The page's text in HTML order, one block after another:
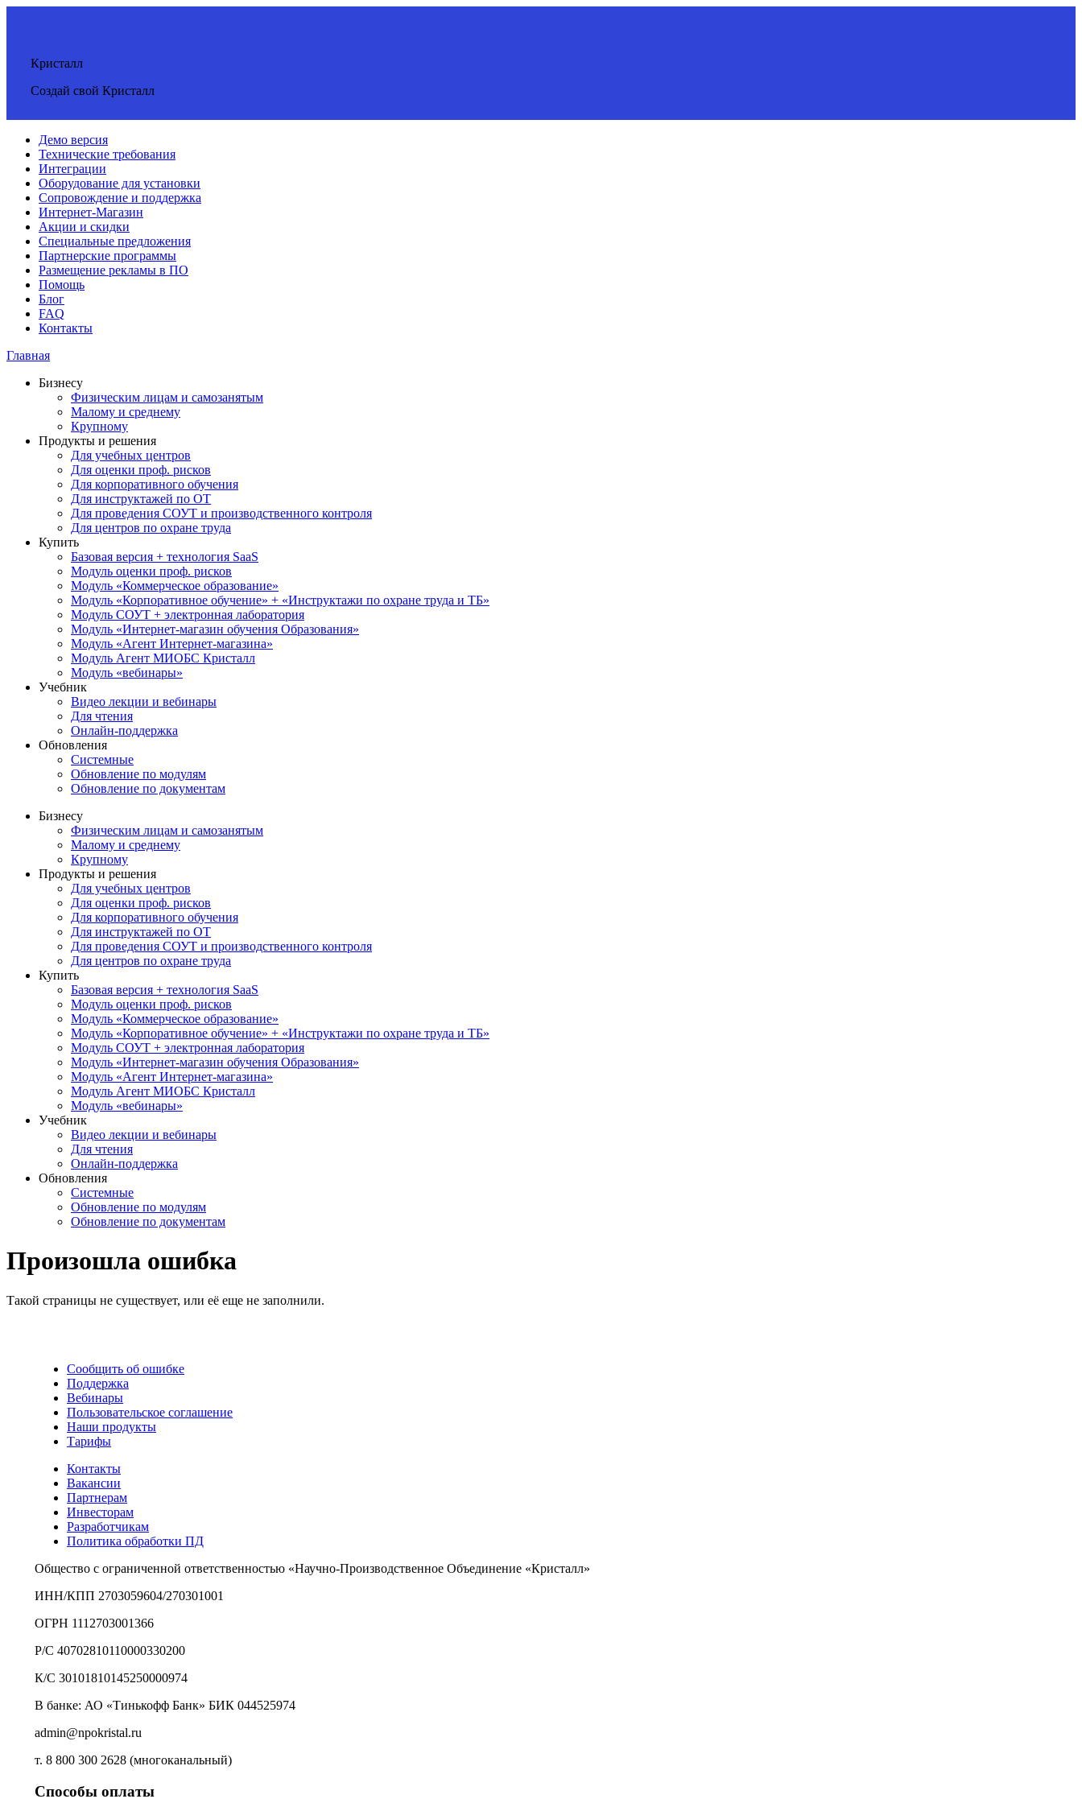
Кристалл
Создай свой Кристалл
Демо версия
Технические требования
Интеграции
Оборудование для установки
Сопровождение и поддержка
Интернет-Магазин
Акции и скидки
Специальные предложения
Партнерские программы
Размещение рекламы в ПО
Помощь
Блог
FAQ
Контакты
Главная
Бизнесу
Физическим лицам и самозанятым
Малому и среднему
Крупному
Продукты и решения
Для учебных центров
Для оценки проф. рисков
Для корпоративного обучения
Для инструктажей по ОТ
Для проведения СОУТ и производственного контроля
Для центров по охране труда
Купить
Базовая версия + технология SaaS
Модуль оценки проф. рисков
Модуль «Коммерческое образование»
Модуль «Корпоративное обучение» + «Инструктажи по охране труда и ТБ»
Модуль СОУТ + электронная лаборатория
Модуль «Интернет-магазин обучения Образования»
Модуль «Агент Интернет-магазина»
Модуль Агент МИОБС Кристалл
Модуль «вебинары»
Учебник
Видео лекции и вебинары
Для чтения
Онлайн-поддержка
Обновления
Системные
Обновление по модулям
Обновление по документам
Бизнесу
Физическим лицам и самозанятым
Малому и среднему
Крупному
Продукты и решения
Для учебных центров
Для оценки проф. рисков
Для корпоративного обучения
Для инструктажей по ОТ
Для проведения СОУТ и производственного контроля
Для центров по охране труда
Купить
Базовая версия + технология SaaS
Модуль оценки проф. рисков
Модуль «Коммерческое образование»
Модуль «Корпоративное обучение» + «Инструктажи по охране труда и ТБ»
Модуль СОУТ + электронная лаборатория
Модуль «Интернет-магазин обучения Образования»
Модуль «Агент Интернет-магазина»
Модуль Агент МИОБС Кристалл
Модуль «вебинары»
Учебник
Видео лекции и вебинары
Для чтения
Онлайн-поддержка
Обновления
Системные
Обновление по модулям
Обновление по документам
Произошла ошибка
Такой страницы не существует, или её еще не заполнили.
Сообщить об ошибке
Поддержка
Вебинары
Пользовательское соглашение
Наши продукты
Тарифы
Контакты
Вакансии
Партнерам
Инвесторам
Разработчикам
Политика обработки ПД
Общество с ограниченной ответственностью «Научно-Производственное Объединение «Кристалл»
ИНН/КПП 2703059604/270301001
ОГРН 1112703001366
Р/С 40702810110000330200
К/С 30101810145250000974
В банке: АО «Тинькофф Банк» БИК 044525974
admin@npokristal.ru
т. 8 800 300 2628 (многоканальный)
Способы оплаты